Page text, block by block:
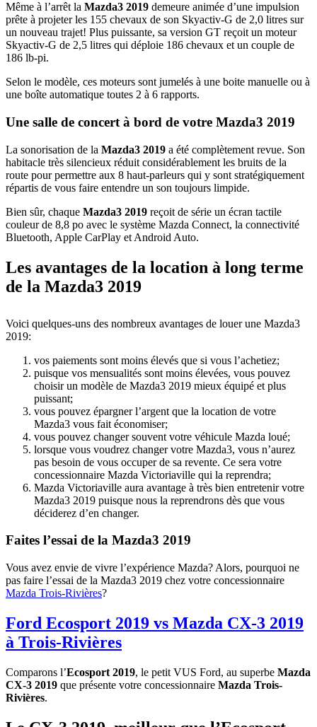
Même à l’arrêt la Mazda3 2019 demeure animée d’une impulsion
prête à projeter les 155 chevaux de son Skyactiv-G de 2,0 litres sur
un nouveau trajet! Plus puissante, sa version GT reçoit un moteur
Skyactiv-G de 2,5 litres qui déploie 186 chevaux et un couple de
186 lb-pi.
Selon le modèle, ces moteurs sont jumelés à une boite manuelle ou à
une boîte automatique toutes 2 à 6 rapports.
Une salle de concert à bord de votre Mazda3 2019
La sonorisation de la Mazda3 2019 a été complètement revue. Son
habitacle très silencieux réduit considérablement les bruits de la
route pour permettre aux 8 haut-parleurs qui y sont stratégiquement
répartis de vous faire entendre un son toujours limpide.
Bien sûr, chaque Mazda3 2019 reçoit de série un écran tactile
couleur de 8,8 po avec le système Mazda Connect, la connectivité
Bluetooth, Apple CarPlay et Android Auto.
Les avantages de la location à long terme
de la Mazda3 2019
Voici quelques-uns des nombreux avantages de louer une Mazda3
2019:
vos paiements sont moins élevés que si vous l’achetiez;
puisque vos mensualités sont moins élevées, vous pouvez
choisir un modèle de Mazda3 2019 mieux équipé et plus
puissant;
vous pouvez épargner l’argent que la location de votre
Mazda3 vous fait économiser;
vous pouvez changer souvent votre véhicule Mazda loué;
lorsque vous voudrez changer votre Mazda3, vous n’aurez
pas besoin de vous occuper de sa revente. Ce sera votre
concessionnaire Mazda Victoriaville qui la reprendra;
Mazda Victoriaville aura avantage à très bien entretenir votre
Mazda3 2019 puisque nous la reprendrons dès que vous
déciderez d’en changer.
Faites l’essai de la Mazda3 2019
Vous avez envie de vivre l’expérience Mazda? Alors, pourquoi ne
pas faire l’essai de la Mazda3 2019 chez votre concessionnaire
Mazda Trois-Rivières?
Ford Ecosport 2019 vs Mazda CX-3 2019
à Trois-Rivières
Comparons l’Ecosport 2019, le petit VUS Ford, au superbe Mazda
CX-3 2019 que présente votre concessionnaire Mazda Trois-
Rivières.